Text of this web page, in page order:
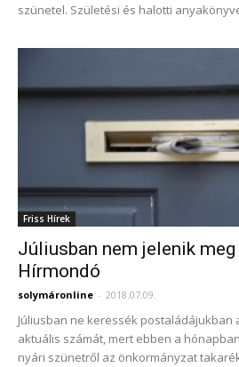
szünetel. Születési és halotti
Friss Hírek
Júliusban nem jelenik
Hírmondó
solymáronline - 2018.07.09.
Júliusban ne keressék postaládájukban
aktuális számát, mert ebben a
nyári szünetről az önkormányzat